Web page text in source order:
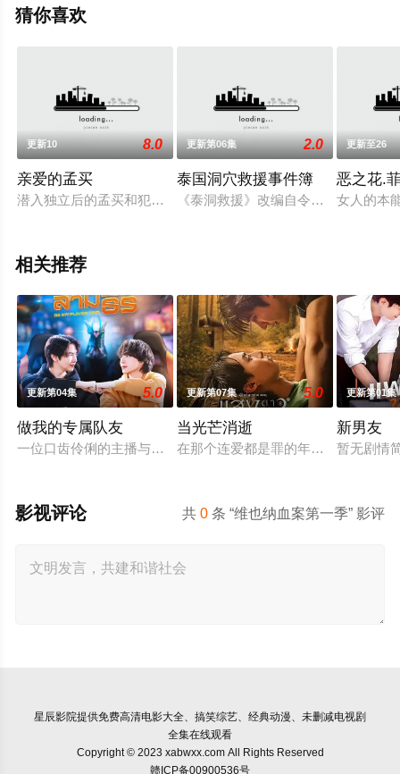
·克里施,克里斯托弗·卢泽,安德烈·鲁斯特,埃尔尼·曼戈尔德,
视，更多相关信息可移步至豆瓣电视剧、电视猫或剧情网
等平台了解。
猜你喜欢
更新10 8.0
亲爱的孟买
潜入独立后的孟买和犯罪横行的街道。一个诚实的警察试图保护
更新第06集 2.0
泰国洞穴救援事件簿
《泰洞救援》改编自令人难以置信
更新至26
恶之花.
女人的本
相关推荐
更新第04集 5.0
做我的专属队友
一位口齿伶俐的主播与新手玩家！顶级主播Thi追捕神秘玩家Zo
更新第07集 5.0
当光芒消逝
在那个连爱都是罪的年代，他们选择
更新第01集
新男友
暂无剧情
共0 条 “维也纳血案第一季” 影评
影视评论
星辰影院提供免费高清电影大全、搞笑综艺、经典动漫、未删减电视剧
全集在线观看
Copyright © 2023 xabwxx.com All Rights Reserved
赣ICP备00900536号